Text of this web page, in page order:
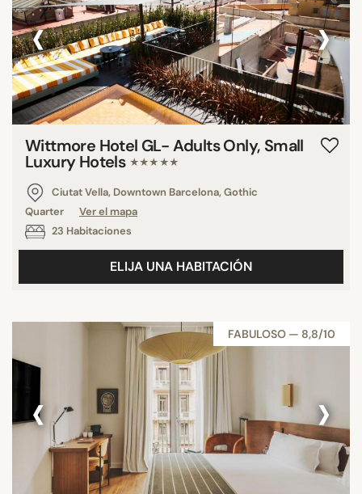
‹ ›
Wittmore Hotel GL- Adults Only, Small
Luxury Hotels ★★★★★
Ciutat Vella, Downtown Barcelona, Gothic
Quarter
Ver el mapa
23 Habitaciones
ELIJA UNA HABITACIÓN
FABULOSO — 8,8/10
‹ ›